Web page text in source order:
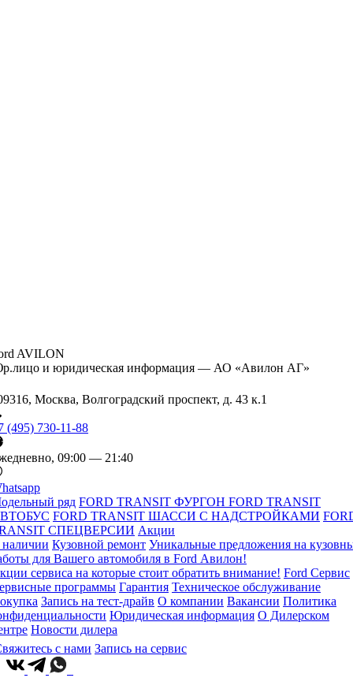
AVILON
и юридическая информация — АО «Авилон АГ»
Москва, Волгоградский проспект, д. 43 к.1
(495) 730-11-88
09:00 — 21:40
ряд FORD TRANSIT ФУРГОН FORD TRANSIT
FORD TRANSIT ШАССИ С НАДСТРОЙКАМИ
СПЕЦВЕРСИИ Акции
Кузовной ремонт Уникальные предложения на
для Вашего автомобиля в Ford Авилон!
сервиса на которые стоит обратить внимание! Ford Сервис
программы Гарантия Техническое обслуживание
Запись на тест-драйв О компании Вакансии Политика
Юридическая информация О Дилерском
Новости дилера
с нами Запись на сервис